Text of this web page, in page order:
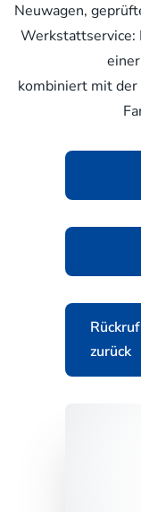
Neuwagen,
Werkstattservice:
kombiniert mit
zurück